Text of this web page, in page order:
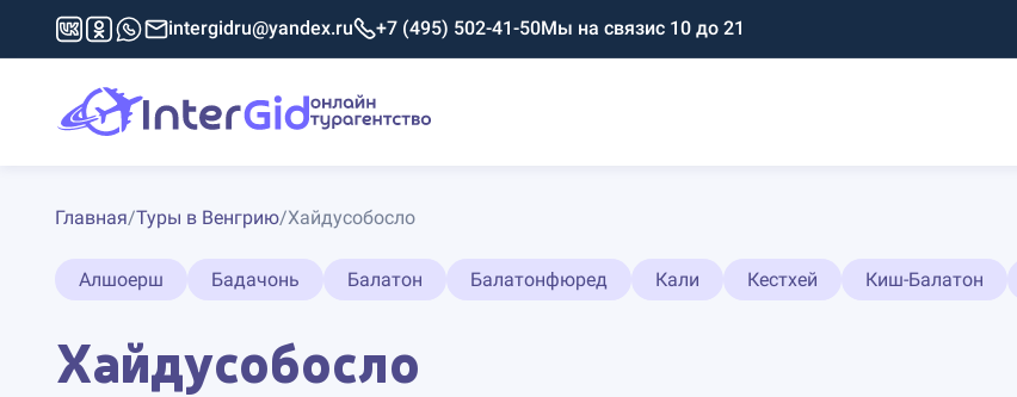
intergidru@yandex.ru +7 (495) 502-41-50Мы на связис 10 до 21
Главная/Туры в Венгрию/Хайдусобосло
Алшоерш Бадачонь Балатон Балатонфюред Кали Кестхей Киш-Балатон
Хайдусобосло